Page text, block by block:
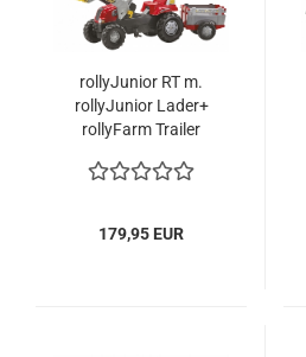
rollyJunior RT m.
rollyJunior Lader+
rollyFarm Trailer
179,95 EUR